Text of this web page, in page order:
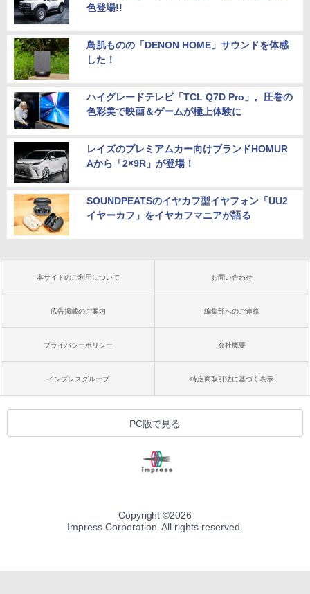
色登場!!
鳥肌ものの「DENON HOME」サウンドを体感
した！
ハイグレードテレビ「TCL Q7D Pro」。圧巻の
色彩美で映画＆ゲームが極上体験に
レイズのプレミアムカー向けブランドHOMUR
Aから「2×9R」が登場！
SOUNDPEATSのイヤカフ型イヤフォン「UU2
イヤーカフ」をイヤカフマニアが語る
本サイトのご利用について お問い合わせ
広告掲載のご案内 編集部へのご連絡
プライバシーポリシー 会社概要
インプレスグループ 特定商取引法に基づく表示
PC版で見る
Copyright ©2026
Impress Corporation. All rights reserved.